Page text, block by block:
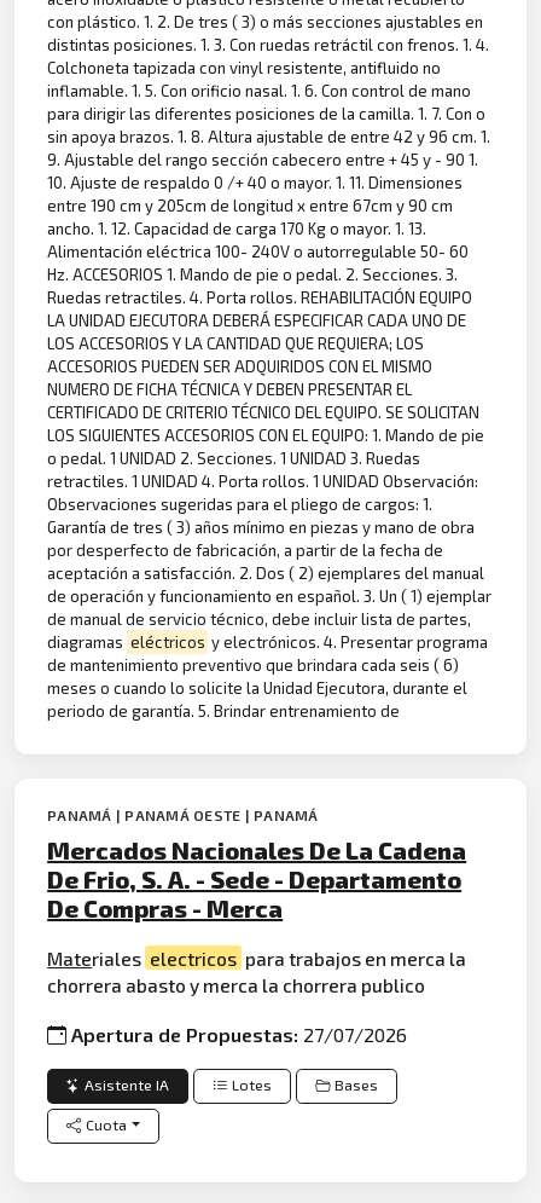
con plástico. 1. 2. De tres ( 3) o más secciones ajustables en
distintas posiciones. 1. 3. Con ruedas retráctil con frenos. 1. 4.
Colchoneta tapizada con vinyl resistente, antifluido no
inflamable. 1. 5. Con orificio nasal. 1. 6. Con control de mano
para dirigir las diferentes posiciones de la camilla. 1. 7. Con o
sin apoya brazos. 1. 8. Altura ajustable de entre 42 y 96 cm. 1.
9. Ajustable del rango sección cabecero entre + 45 y - 90 1.
10. Ajuste de respaldo 0 /+ 40 o mayor. 1. 11. Dimensiones
entre 190 cm y 205cm de longitud x entre 67cm y 90 cm
ancho. 1. 12. Capacidad de carga 170 Kg o mayor. 1. 13.
Alimentación eléctrica 100- 240V o autorregulable 50- 60
Hz. ACCESORIOS 1. Mando de pie o pedal. 2. Secciones. 3.
Ruedas retractiles. 4. Porta rollos. REHABILITACIÓN EQUIPO
LA UNIDAD EJECUTORA DEBERÁ ESPECIFICAR CADA UNO DE
LOS ACCESORIOS Y LA CANTIDAD QUE REQUIERA; LOS
ACCESORIOS PUEDEN SER ADQUIRIDOS CON EL MISMO
NUMERO DE FICHA TÉCNICA Y DEBEN PRESENTAR EL
CERTIFICADO DE CRITERIO TÉCNICO DEL EQUIPO. SE SOLICITAN
LOS SIGUIENTES ACCESORIOS CON EL EQUIPO: 1. Mando de pie
o pedal. 1 UNIDAD 2. Secciones. 1 UNIDAD 3. Ruedas
retractiles. 1 UNIDAD 4. Porta rollos. 1 UNIDAD Observación:
Observaciones sugeridas para el pliego de cargos: 1.
Garantía de tres ( 3) años mínimo en piezas y mano de obra
por desperfecto de fabricación, a partir de la fecha de
aceptación a satisfacción. 2. Dos ( 2) ejemplares del manual
de operación y funcionamiento en español. 3. Un ( 1) ejemplar
de manual de servicio técnico, debe incluir lista de partes,
diagramas eléctricos y electrónicos. 4. Presentar programa
de mantenimiento preventivo que brindara cada seis ( 6)
meses o cuando lo solicite la Unidad Ejecutora, durante el
periodo de garantía. 5. Brindar entrenamiento de
PANAMÁ | PANAMÁ OESTE | PANAMÁ
Mercados Nacionales De La Cadena
De Frio, S. A. - Sede - Departamento
De Compras - Merca
Materiales electricos para trabajos en merca la
chorrera abasto y merca la chorrera publico
Apertura de Propuestas: 27/07/2026
Asistente IA Lotes Bases
Cuota